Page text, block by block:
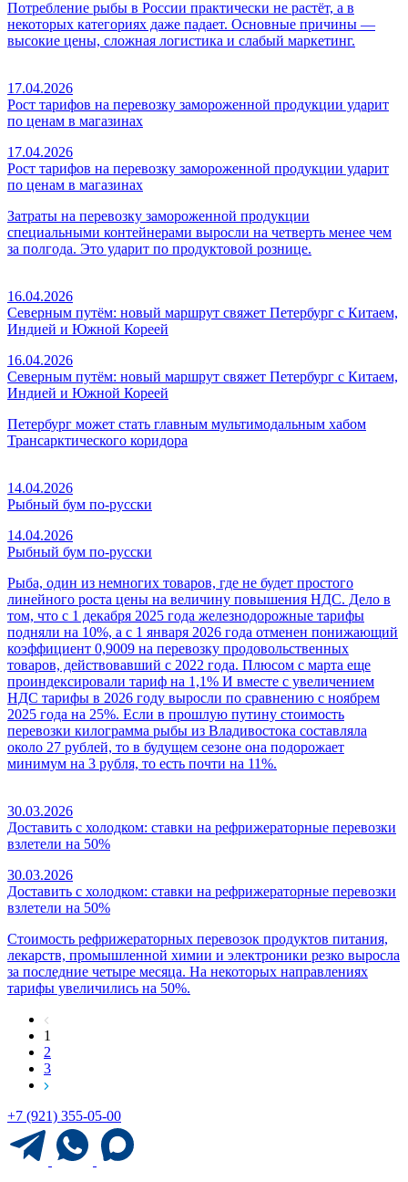
Потребление рыбы в России практически не растёт, а в
некоторых категориях даже падает. Основные причины —
высокие цены, сложная логистика и слабый маркетинг.
17.04.2026
Рост тарифов на перевозку замороженной продукции ударит
по ценам в магазинах
17.04.2026
Рост тарифов на перевозку замороженной продукции ударит
по ценам в магазинах
Затраты на перевозку замороженной продукции
специальными контейнерами выросли на четверть менее чем
за полгода. Это ударит по продуктовой рознице.
16.04.2026
Северным путём: новый маршрут свяжет Петербург с Китаем,
Индией и Южной Кореей
16.04.2026
Северным путём: новый маршрут свяжет Петербург с Китаем,
Индией и Южной Кореей
Петербург может стать главным мультимодальным хабом
Трансарктического коридора
14.04.2026
Рыбный бум по-русски
14.04.2026
Рыбный бум по-русски
Рыба, один из немногих товаров, где не будет простого
линейного роста цены на величину повышения НДС. Дело в
том, что с 1 декабря 2025 года железнодорожные тарифы
подняли на 10%, а с 1 января 2026 года отменен понижающий
коэффициент 0,9009 на перевозку продовольственных
товаров, действовавший с 2022 года. Плюсом с марта еще
проиндексировали тариф на 1,1% И вместе с увеличением
НДС тарифы в 2026 году выросли по сравнению с ноябрем
2025 года на 25%. Если в прошлую путину стоимость
перевозки килограмма рыбы из Владивостока составляла
около 27 рублей, то в будущем сезоне она подорожает
минимум на 3 рубля, то есть почти на 11%.
30.03.2026
Доставить с холодком: ставки на рефрижераторные перевозки
взлетели на 50%
30.03.2026
Доставить с холодком: ставки на рефрижераторные перевозки
взлетели на 50%
Стоимость рефрижераторных перевозок продуктов питания,
лекарств, промышленной химии и электроники резко выросла
за последние четыре месяца. На некоторых направлениях
тарифы увеличились на 50%.
1
2
3
+7 (921) 355-05-00